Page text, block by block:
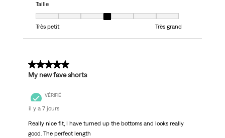
Taille
Taille, 4 sur 7, où 1 est égal à Très petit et 7 est égal à Très grand
Très petit
Très grand
5 sur 5 étoiles.
My new fave shorts
VÉRIFIÉ
il y a 7 jours
Really nice fit, I have turned up the bottoms and looks really
good. The perfect length